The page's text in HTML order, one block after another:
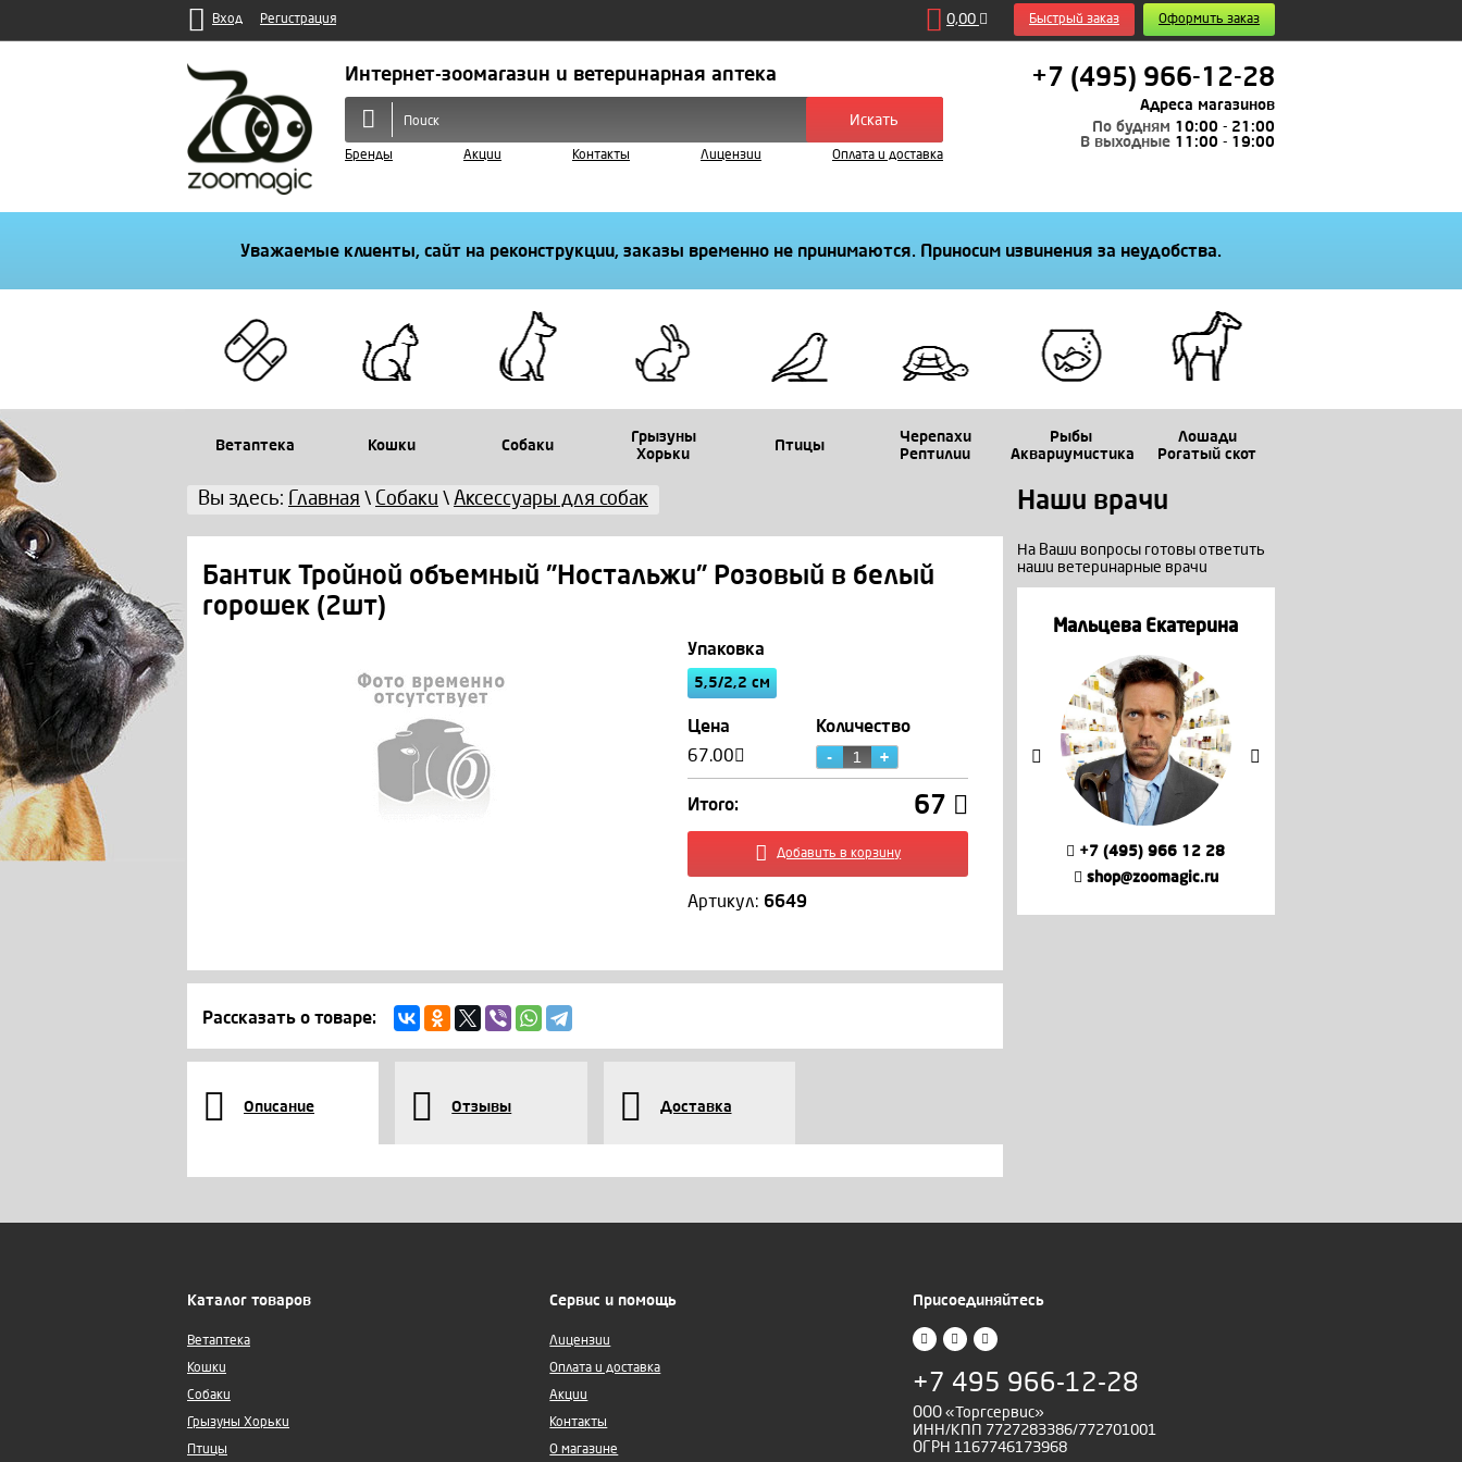
Вход Регистрация 0,00 Оформить заказ
Быстрый заказ
Интернет-зоомагазин и ветеринарная аптека
Искать
Бренды Акции Контакты Лицензии Оплата и доставка
+7 (495) 966-12-28
Адреса магазинов
По будням 10:00 - 21:00
В выходные 11:00 - 19:00
Уважаемые клиенты, сайт на реконструкции, заказы временно не принимаются. Приносим извинения за неудобства.
Ветаптека Кошки Собаки
Грызуны
Хорьки
Птицы
Черепахи
Рептилии
Рыбы
Аквариумистика
Лошади
Рогатый скот
Вы здесь: Главная \ Собаки \ Аксессуары для собак Наши врачи
На Ваши вопросы готовы ответить
наши ветеринарные врачи
+7 (495) 966 12 28
shop@zoomagic.ru
Мальцева Екатерина
+7 (495) 966 12 28
shop@zoomagic.ru
Бантик Тройной объемный "Ностальжи" Розовый в белый
горошек (2шт)
Упаковка
5,5/2,2 см
Цена
67.00
Количество
Итого: 67
Добавить в корзину
Артикул: 6649
Рассказать о товаре:
Описание Отзывы Доставка
Каталог товаров
Ветаптека
Кошки
Собаки
Грызуны Хорьки
Птицы
Сервис и помощь
Лицензии
Оплата и доставка
Акции
Контакты
О магазине
Присоединяйтесь
+7 495 966-12-28
ООО «Торгсервис»
ИНН/КПП 7727283386/772701001
ОГРН 1167746173968